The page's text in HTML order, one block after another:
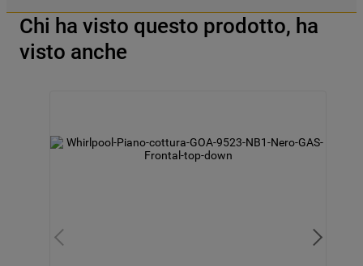
Chi ha visto questo prodotto, ha
visto anche